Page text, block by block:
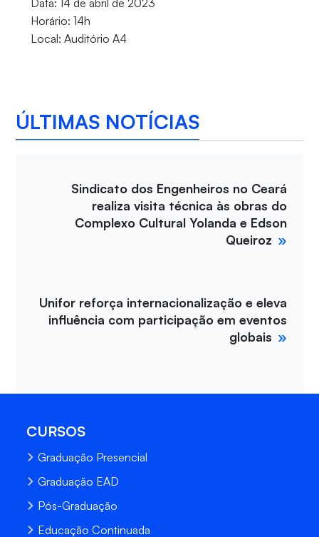
Horário: 14h
Local: Auditório A4
ÚLTIMAS NOTÍCIAS
Sindicato dos Engenheiros no Ceará
realiza visita técnica às obras do
Complexo Cultural Yolanda e Edson
Queiroz
Unifor reforça internacionalização e eleva
influência com participação em eventos
globais
CURSOS
Graduação Presencial
Graduação EAD
Pós-Graduação
Educação Continuada